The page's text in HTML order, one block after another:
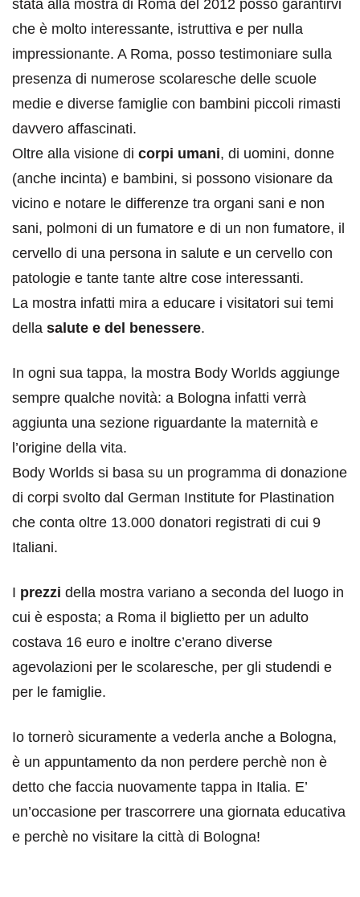
stata alla mostra di Roma del 2012 posso garantirvi
che è molto interessante, istruttiva e per nulla
impressionante. A Roma, posso testimoniare sulla
presenza di numerose scolaresche delle scuole
medie e diverse famiglie con bambini piccoli rimasti
davvero affascinati.
Oltre alla visione di corpi umani, di uomini, donne
(anche incinta) e bambini, si possono visionare da
vicino e notare le differenze tra organi sani e non
sani, polmoni di un fumatore e di un non fumatore, il
cervello di una persona in salute e un cervello con
patologie e tante tante altre cose interessanti.
La mostra infatti mira a educare i visitatori sui temi
della salute e del benessere.
In ogni sua tappa, la mostra Body Worlds aggiunge
sempre qualche novità: a Bologna infatti verrà
aggiunta una sezione riguardante la maternità e
l’origine della vita.
Body Worlds si basa su un programma di donazione
di corpi svolto dal German Institute for Plastination
che conta oltre 13.000 donatori registrati di cui 9
Italiani.
I prezzi della mostra variano a seconda del luogo in
cui è esposta; a Roma il biglietto per un adulto
costava 16 euro e inoltre c’erano diverse
agevolazioni per le scolaresche, per gli studendi e
per le famiglie.
Io tornerò sicuramente a vederla anche a Bologna,
è un appuntamento da non perdere perchè non è
detto che faccia nuovamente tappa in Italia. E’
un’occasione per trascorrere una giornata educativa
e perchè no visitare la città di Bologna!